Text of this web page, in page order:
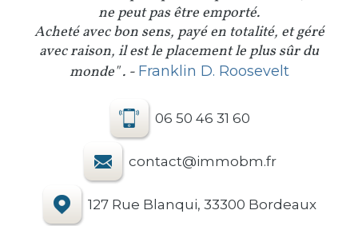
ne peut pas être emporté.
Acheté avec bon sens, payé en totalité, et géré
avec raison, il est le placement le plus sûr du
monde" . - Franklin D. Roosevelt
06 50 46 31 60
contact@immobm.fr
127 Rue Blanqui, 33300 Bordeaux